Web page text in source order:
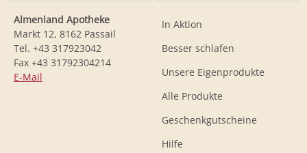
Almenland Apotheke
Markt 12, 8162 Passail
Tel. +43 317923042
Fax +43 31792304214
E-Mail
In Aktion
Besser schlafen
Unsere Eigenprodukte
Alle Produkte
Geschenkgutscheine
Hilfe